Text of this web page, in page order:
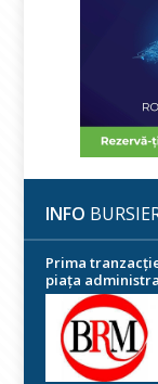
INFO
Prima
piața